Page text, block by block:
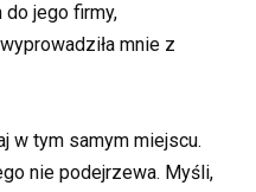
do jego firmy,
mnie z
w tym samym miejscu.
nie podejrzewa. Myśli,